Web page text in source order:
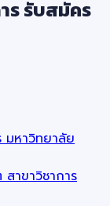
ร รับสมัคร
มหาวิทยาลัย
าขาวิชาการ